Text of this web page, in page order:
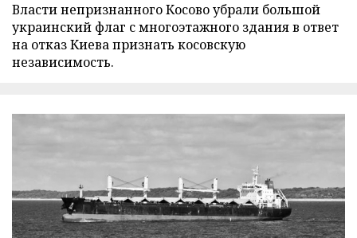
Власти непризнанного Косово убрали большой
украинский флаг с многоэтажного здания в ответ
на отказ Киева признать косовскую
независимость.